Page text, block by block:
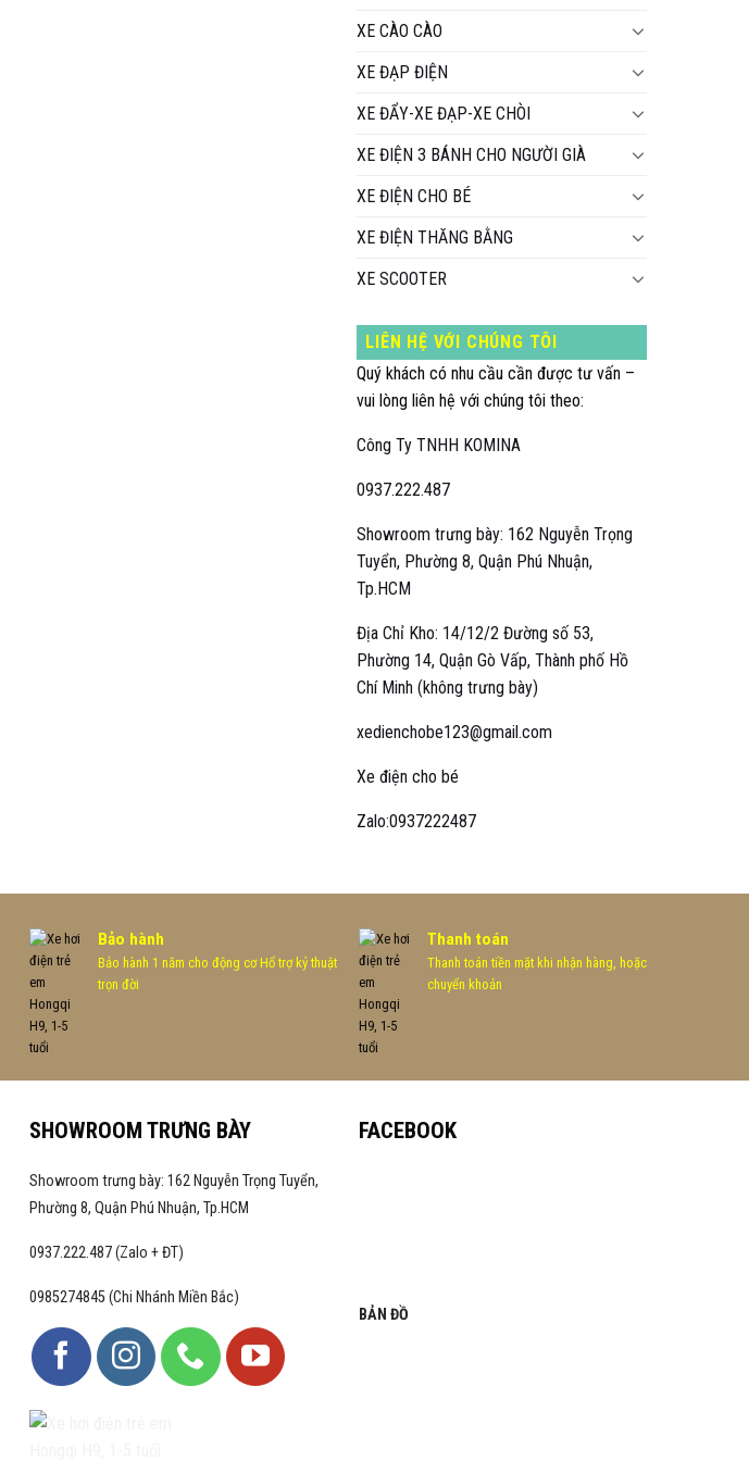
XE CÀO CÀO
XE ĐẠP ĐIỆN
XE ĐẨY-XE ĐẠP-XE CHÒI
XE ĐIỆN 3 BÁNH CHO NGƯỜI GIÀ
XE ĐIỆN CHO BÉ
XE ĐIỆN THĂNG BẰNG
XE SCOOTER
LIÊN HỆ VỚI CHÚNG TÔI
Quý khách có nhu cầu cần được tư vấn –
vui lòng liên hệ với chúng tôi theo:
Công Ty TNHH KOMINA
0937.222.487
Showroom trưng bày: 162 Nguyễn Trọng
Tuyển, Phường 8, Quận Phú Nhuận,
Tp.HCM
Địa Chỉ Kho: 14/12/2 Đường số 53,
Phường 14, Quận Gò Vấp, Thành phố Hồ
Chí Minh (không trưng bày)
xedienchobe123@gmail.com
Xe điện cho bé
Zalo:0937222487
Bảo hành
Bảo hành 1 năm cho động cơ Hổ trợ kỷ thuật
trọn đời
Thanh toán
Thanh toán tiền mặt khi nhận hàng, hoặc
chuyển khoản
SHOWROOM TRƯNG BÀY
Showroom trưng bày: 162 Nguyễn Trọng Tuyển,
Phường 8, Quận Phú Nhuận, Tp.HCM
0937.222.487 (Zalo + ĐT)
0985274845 (Chi Nhánh Miền Bắc)
FACEBOOK
BẢN ĐỒ